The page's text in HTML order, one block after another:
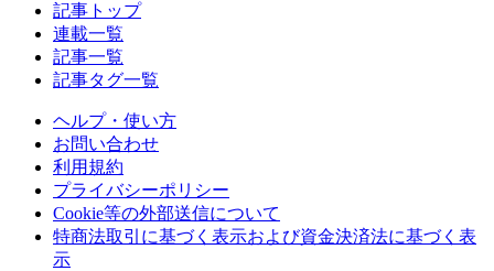
記事トップ
連載一覧
記事一覧
記事タグ一覧
ヘルプ・使い方
お問い合わせ
利用規約
プライバシーポリシー
Cookie等の外部送信について
特商法取引に基づく表示および資金決済法に基づく表
示